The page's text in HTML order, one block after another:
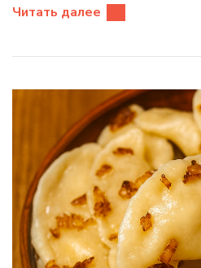
Читать далее